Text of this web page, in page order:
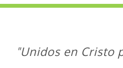
"Unidos en Cristo